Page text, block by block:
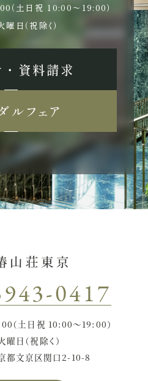
（土日祝 10:00〜19:00）
曜日（祝除く）
資料請求
ルフェア
山荘東京
0417
（土日祝 10:00〜19:00）
曜日（祝除く）
都文京区関口2-10-8